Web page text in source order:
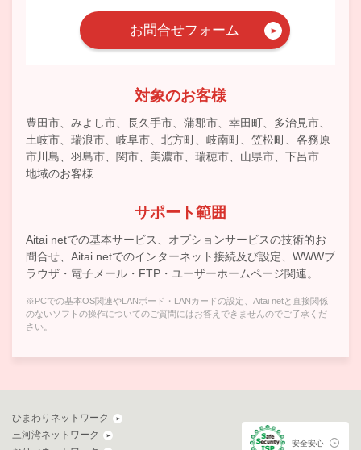
お問合せフォーム
対象のお客様
豊田市、みよし市、長久手市、蒲郡市、幸田町、多治見市、
土岐市、瑞浪市、岐阜市、北方町、岐南町、笠松町、各務原
市川島、羽島市、関市、美濃市、瑞穂市、山県市、下呂市
地域のお客様
サポート範囲
Aitai netでの基本サービス、オプションサービスの技術的お
問合せ、Aitai netでのインターネット接続及び設定、WWWブ
ラウザ・電子メール・FTP・ユーザーホームページ関連。
※PCでの基本OS関連やLANボード・LANカードの設定、Aitai netと直接関係
のないソフトの操作についてのご質問にはお答えできませんのでご了承くだ
さい。
ひまわりネットワーク
三河湾ネットワーク
安全安心